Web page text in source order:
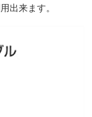
出来ます。